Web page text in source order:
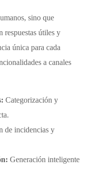
sino que
respuestas útiles y
única para cada
a canales
Categorización y
de incidencias y
Generación inteligente